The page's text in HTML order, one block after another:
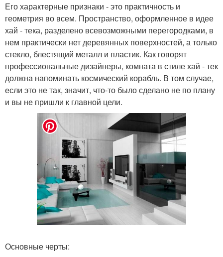
Его характерные признаки - это практичность и
геометрия во всем. Пространство, оформленное в идее
хай - тека, разделено всевозможными перегородками, в
нем практически нет деревянных поверхностей, а только
стекло, блестящий металл и пластик. Как говорят
профессиональные дизайнеры, комната в стиле хай - тек
должна напоминать космический корабль. В том случае,
если это не так, значит, что-то было сделано не по плану
и вы не пришли к главной цели.
Основные черты: